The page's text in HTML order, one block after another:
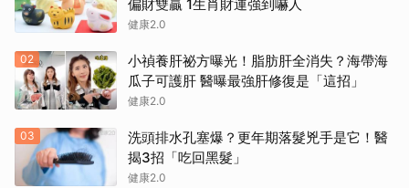
偏財雙贏 1生肖財運強到嚇人
健康2.0
02
小禎養肝祕方曝光！脂肪肝全消失？海帶海
瓜子可護肝 醫曝最強肝修復是「這招」
健康2.0
03
洗頭排水孔塞爆？更年期落髮兇手是它！醫
揭3招「吃回黑髮」
健康2.0